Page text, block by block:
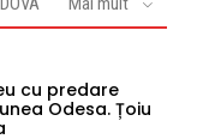
cu predare
Odesa. Țoiu